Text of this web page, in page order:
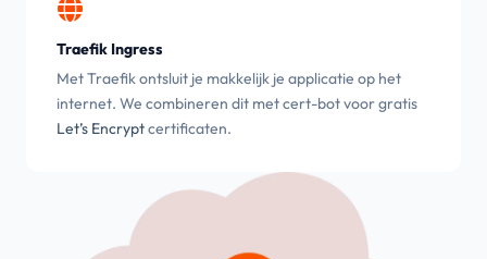
Traefik Ingress
Met Traefik ontsluit je makkelijk je applicatie op het
internet. We combineren dit met cert-bot voor gratis
Let’s Encryptcertificaten.